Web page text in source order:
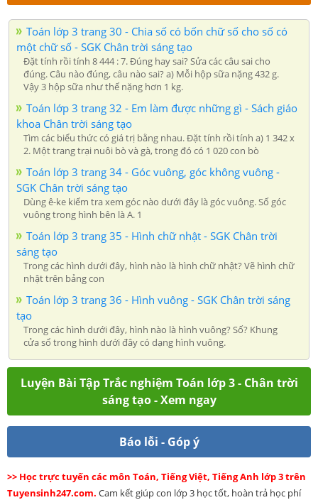
Toán lớp 3 trang 30 - Chia số có bốn chữ số cho số có
một chữ số - SGK Chân trời sáng tạo
Đặt tính rồi tính 8 444 : 7. Đúng hay sai? Sửa các câu sai cho
đúng. Câu nào đúng, câu nào sai? a) Mỗi hộp sữa nặng 432 g.
Vậy 3 hộp sữa như thế nặng hơn 1 kg.
Toán lớp 3 trang 32 - Em làm được những gì - Sách giáo
khoa Chân trời sáng tạo
Tìm các biểu thức có giá trị bằng nhau. Đặt tính rồi tính a) 1 342 x
2. Một trang trại nuôi bò và gà, trong đó có 1 020 con bò
Toán lớp 3 trang 34 - Góc vuông, góc không vuông -
SGK Chân trời sáng tạo
Dùng ê-ke kiểm tra xem góc nào dưới đây là góc vuông. Số góc
vuông trong hình bên là A. 1
Toán lớp 3 trang 35 - Hình chữ nhật - SGK Chân trời
sáng tạo
Trong các hình dưới đây, hình nào là hình chữ nhật? Vẽ hình chữ
nhật trên bảng con
Toán lớp 3 trang 36 - Hình vuông - SGK Chân trời sáng
tạo
Trong các hình dưới đây, hình nào là hình vuông? Số? Khung
cửa sổ trong hình dưới đây có dạng hình vuông.
Luyện Bài Tập Trắc nghiệm Toán lớp 3 - Chân trời
sáng tạo - Xem ngay
Báo lỗi - Góp ý
>> Học trực tuyến các môn Toán, Tiếng Việt, Tiếng Anh lớp 3 trên
Tuyensinh247.com. Cam kết giúp con lớp 3 học tốt, hoàn trả học phí